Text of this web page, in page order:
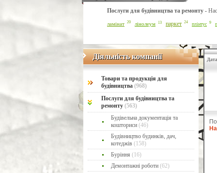
Послуги для будівництва та ремонту -
ламінат 20 лінолеум 13 паркет 24 плінтус 9
Діяльність компанії
Діяльність компанії
Товари та продукція для
будівництва (968)
Послуги для будівництва та
ремонту (563)
Будівельна документація та
кошториси (46)
Будівництво будинків, дач,
котеджів (158)
Буріння (16)
Демонтажні роботи (62)